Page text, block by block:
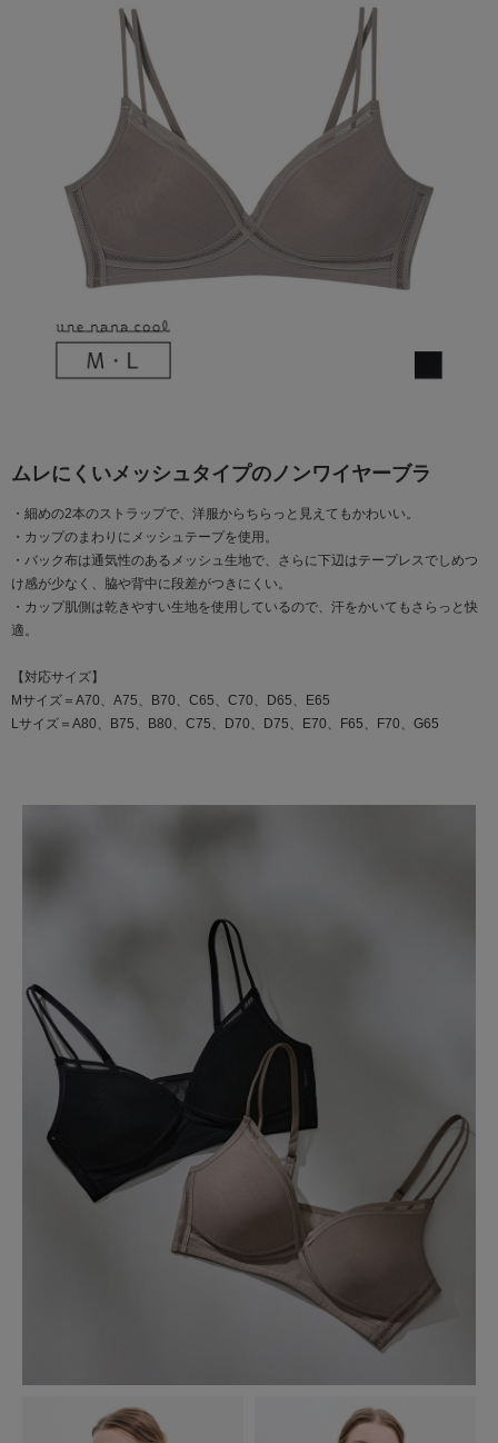
ムレにくいメッシュタイプのノンワイヤーブラ
・細めの2本のストラップで、洋服からちらっと見えてもかわいい。
・カップのまわりにメッシュテープを使用。
・バック布は通気性のあるメッシュ生地で、さらに下辺はテープレスでしめつ
け感が少なく、脇や背中に段差がつきにくい。
・カップ肌側は乾きやすい生地を使用しているので、汗をかいてもさらっと快
適。
【対応サイズ】
Mサイズ＝A70、A75、B70、C65、C70、D65、E65
Lサイズ＝A80、B75、B80、C75、D70、D75、E70、F65、F70、G65